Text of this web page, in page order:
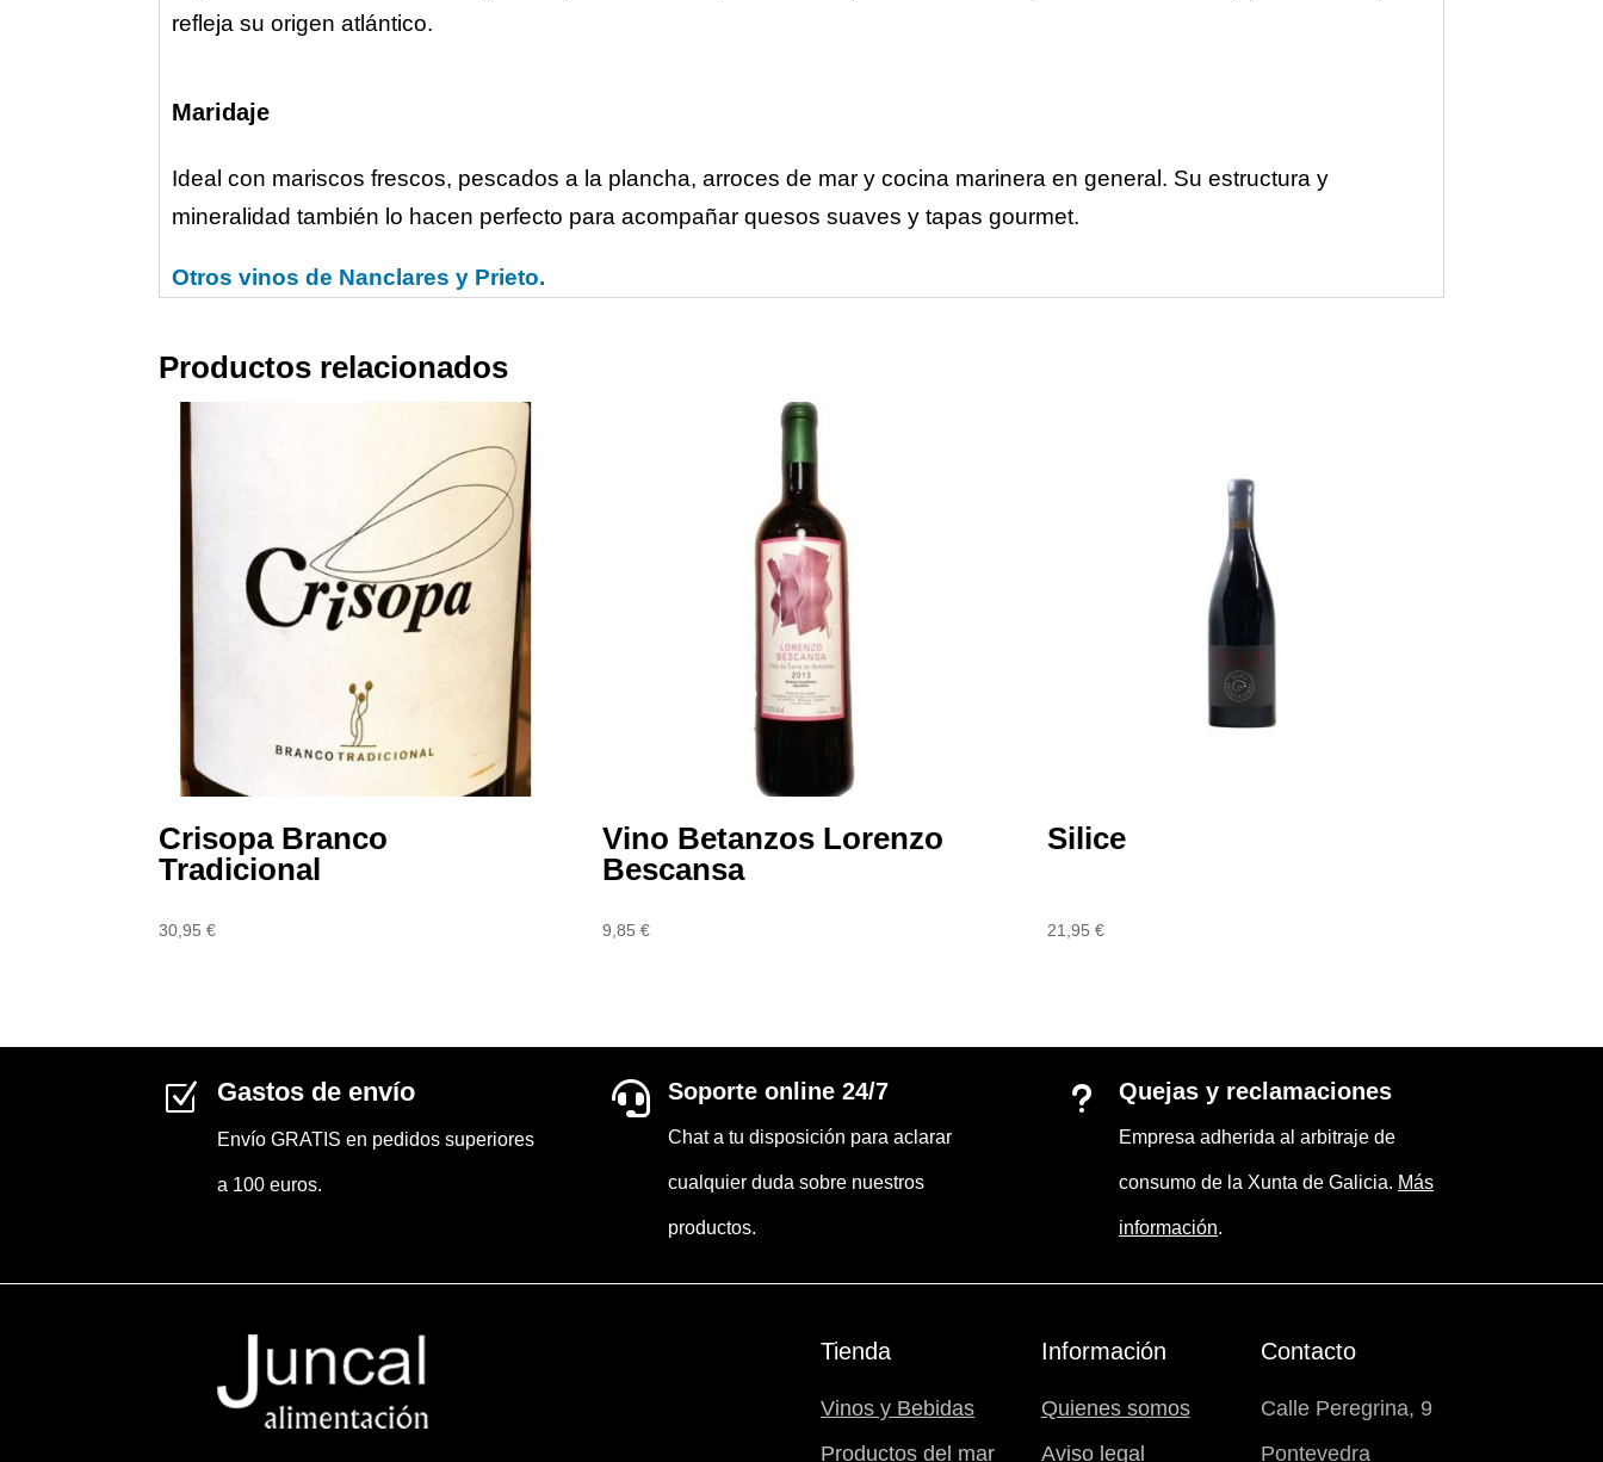
refleja su origen atlántico.
Maridaje
Ideal con mariscos frescos, pescados a la plancha, arroces de mar y cocina marinera en general. Su estructura y
mineralidad también lo hacen perfecto para acompañar quesos suaves y tapas gourmet.
Otros vinos de Nanclares y Prieto.
Productos relacionados
Crisopa Branco
Tradicional
30,95 €
Vino Betanzos Lorenzo
Bescansa
9,85€
Silice
21,95 €
Z Gastos de envío
Envío GRATIS en pedidos superiores
a 100 euros.
 Soporte online 24/7
Chat a tu disposición para aclarar
cualquier duda sobre nuestros
productos.
u Quejas y reclamaciones
Empresa adherida al arbitraje de
consumo de la Xunta de Galicia. Más
información.
Tienda
Vinos y Bebidas
Productos del mar
Información
Quienes somos
Aviso legal
Contacto
Calle Peregrina, 9
Pontevedra